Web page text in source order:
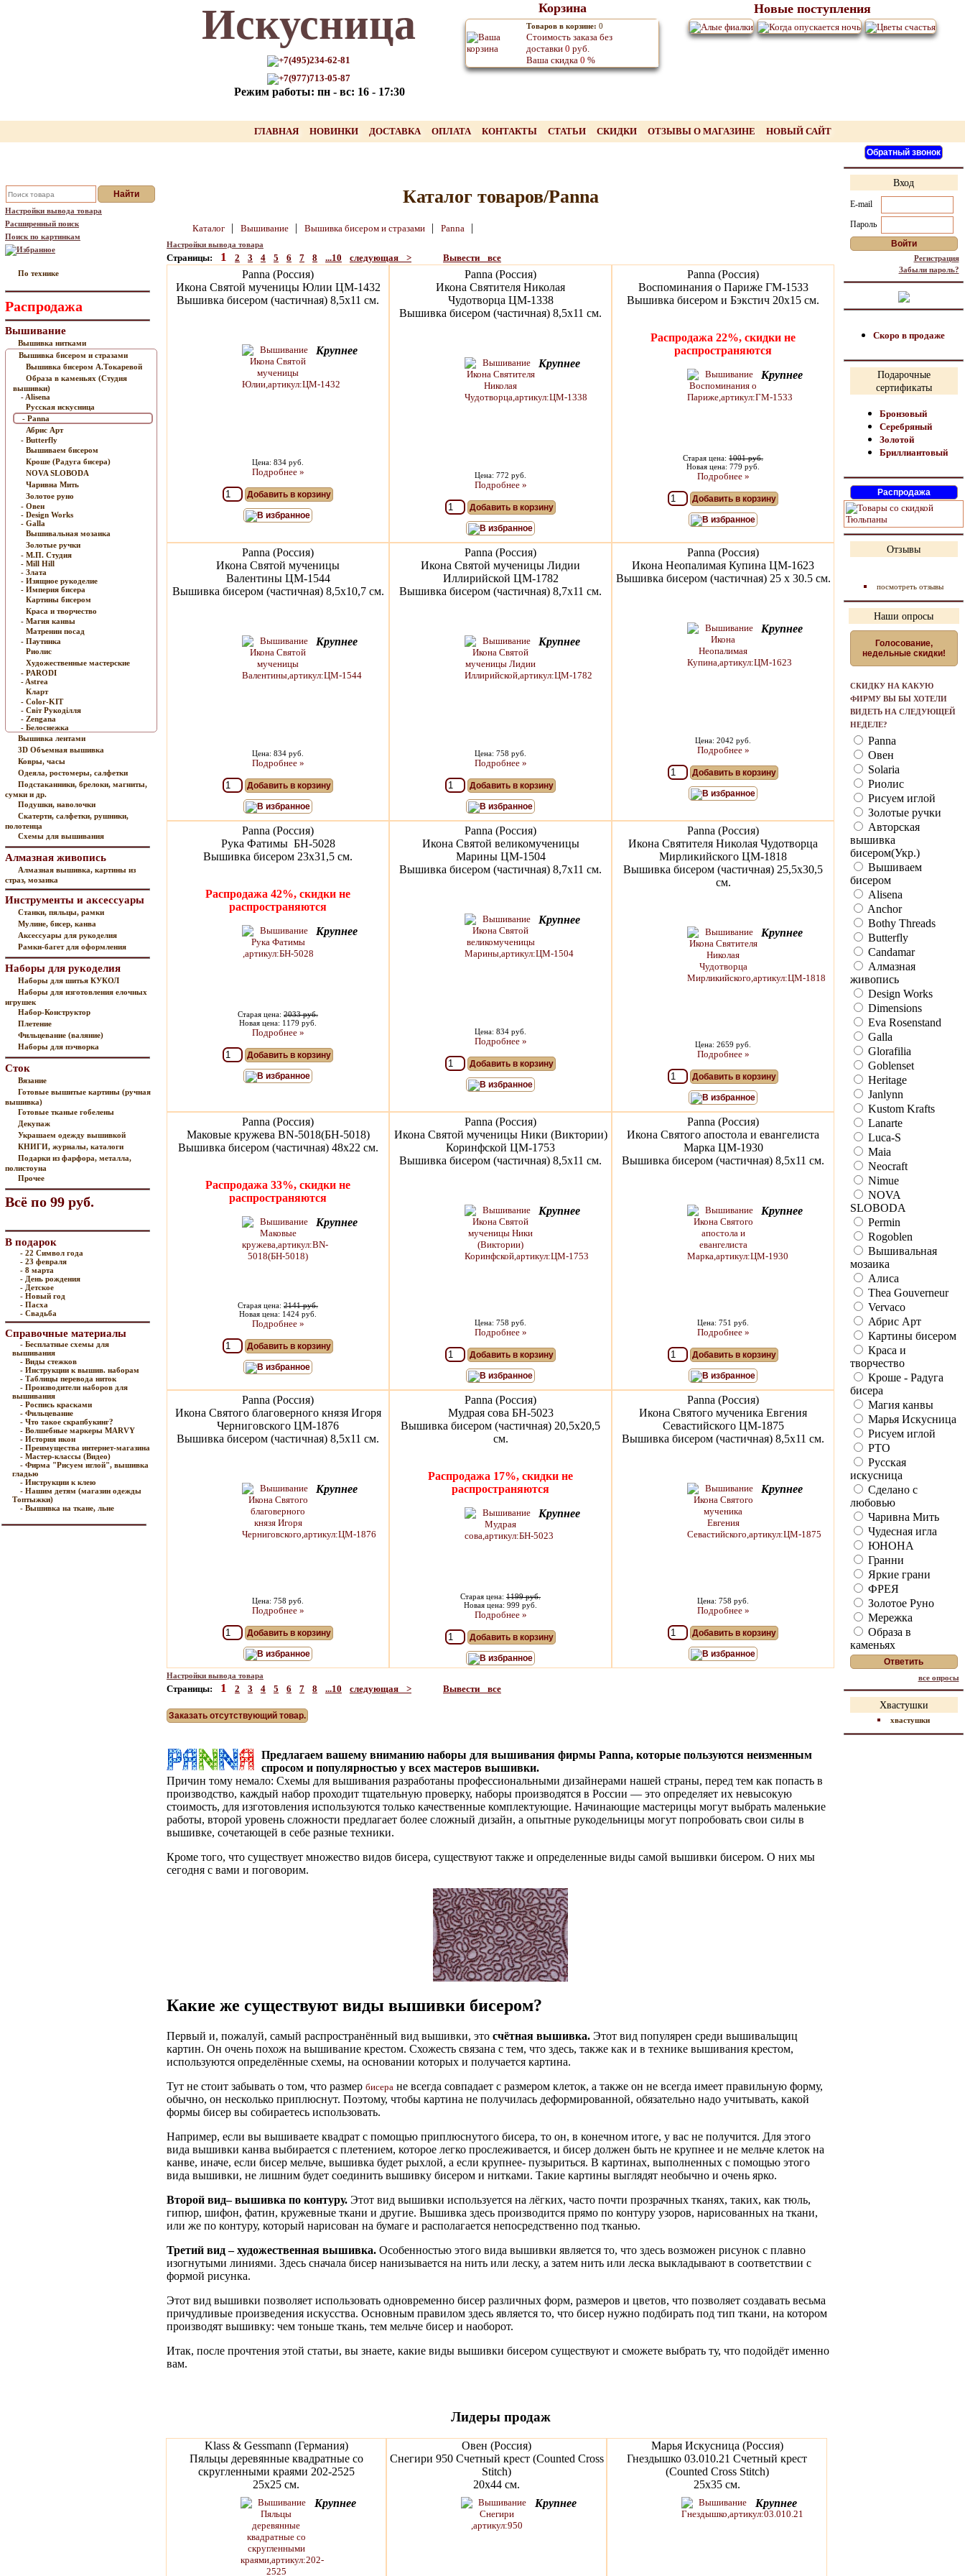
Только для Вас промокод на
Отправить
Искусница
+7(495)234-62-81
+7(977)713-05-87
Режим работы: пн - вс: 16 - 17:30
Корзина
Товаров в корзине: 0
Стоимость заказа без
доставки 0 руб.
Ваша скидка 0 %
Новые поступления
ГЛАВНАЯ НОВИНКИ ДОСТАВКА ОПЛАТА КОНТАКТЫ СТАТЬИ СКИДКИ ОТЗЫВЫ О МАГАЗИНЕ НОВЫЙ САЙТ
Настройки вывода товара
Расширенный поиск
Поиск по картинкам
Избранное
По технике
Распродажа
Вышивание
Вышивка нитками
Вышивка бисером и стразами
Вышивка бисером А.Токаревой
Образа в каменьях (Студия
вышивки)
- Alisena
Русская искусница
- Panna
Абрис Арт
- Butterfly
Вышиваем бисером
Кроше (Радуга бисера)
NOVA SLOBODA
Чаривна Мить
Золотое руно
- Овен
- Design Works
- Galla
Вышивальная мозаика
Золотые ручки
- М.П. Студия
- Mill Hill
- Злата
- Изящное рукоделие
- Империя бисера
Картины бисером
Краса и творчество
- Магия канвы
Матренин посад
- Паутинка
Риолис
Художественные мастерские
- PARODI
- Astrea
Кларт
- Color-KIT
- Cвiт Рукодiлля
- Zengana
- Белоснежка
Вышивка лентами
3D Объемная вышивка
Ковры, часы
Одеяла, ростомеры, салфетки
Подстаканники, брелоки, магниты,
сумки и др.
Подушки, наволочки
Скатерти, салфетки, рушники,
полотенца
Схемы для вышивания
Алмазная живопись
Алмазная вышивка, картины из
страз, мозаика
Инструменты и аксессуары
Станки, пяльцы, рамки
Мулине, бисер, канва
Аксессуары для рукоделия
Рамки-багет для оформления
Наборы для рукоделия
Наборы для шитья КУКОЛ
Наборы для изготовления елочных
игрушек
Набор-Конструктор
Плетение
Фильцевание (валяние)
Наборы для пэчворка
Сток
Вязание
Готовые вышитые картины (ручная
вышивка)
Готовые тканые гобелены
Декупаж
Украшаем одежду вышивкой
КНИГИ, журналы, каталоги
Подарки из фарфора, металла,
полистоуна
Прочее
Всё по 99 руб.
В подарок
- 22 Символ года
- 23 февраля
- 8 марта
- День рождения
- Детское
- Новый год
- Пасха
- Свадьба
Справочные материалы
- Бесплатные схемы для
вышивания
- Виды стежков
- Инструкции к вышив. наборам
- Таблицы перевода ниток
- Производители наборов для
вышивания
- Роспись красками
- Фильцевание
- Что такое скрапбукинг?
- Волшебные маркеры MARVY
- История икон
- Преимущества интернет-магазина
- Мастер-классы (Видео)
- Фирма "Рисуем иглой", вышивка
гладью
- Инструкции к клею
- Нашим детям (магазин одежды
Топтыжки)
- Вышивка на ткане, льне
Каталог товаров/Panna
Каталог | Вышивание | Вышивка бисером и стразами | Panna |
Настройки вывода товара
Страницы: 1 2 3 4 5 6 7 8 ...10 следующая > Вывести все
Panna (Россия)
Икона Святой мученицы Юлии ЦМ-1432
Вышивка бисером (частичная) 8,5х11 см.
Крупнее
Цена: 834 руб.
Подробнее »
Добавить в корзину
В избранное
Panna (Россия)
Икона Святителя Николая
Чудотворца ЦМ-1338
Вышивка бисером (частичная) 8,5х11 см.
Крупнее
Цена: 772 руб.
Подробнее »
Добавить в корзину
В избранное
Panna (Россия)
Воспоминания о Париже ГМ-1533
Вышивка бисером и Бэкстич 20х15 см.
Распродажа 22%, скидки не
распространяются
Крупнее
Старая цена: 1001 руб.
Новая цена: 779 руб.
Подробнее »
Добавить в корзину
В избранное
Panna (Россия)
Икона Святой мученицы
Валентины ЦМ-1544
Вышивка бисером (частичная) 8,5х10,7 см.
Крупнее
Цена: 834 руб.
Подробнее »
Добавить в корзину
В избранное
Panna (Россия)
Икона Святой мученицы Лидии
Иллирийской ЦМ-1782
Вышивка бисером (частичная) 8,7х11 см.
Крупнее
Цена: 758 руб.
Подробнее »
Добавить в корзину
В избранное
Panna (Россия)
Икона Неопалимая Купина ЦМ-1623
Вышивка бисером (частичная) 25 x 30.5 см.
Крупнее
Цена: 2042 руб.
Подробнее »
Добавить в корзину
В избранное
Panna (Россия)
Рука Фатимы БН-5028
Вышивка бисером 23х31,5 см.
Распродажа 42%, скидки не
распространяются
Крупнее
Старая цена: 2033 руб.
Новая цена: 1179 руб.
Подробнее »
Добавить в корзину
В избранное
Panna (Россия)
Икона Святой великомученицы
Марины ЦМ-1504
Вышивка бисером (частичная) 8,7х11 см.
Крупнее
Цена: 834 руб.
Подробнее »
Добавить в корзину
В избранное
Panna (Россия)
Икона Святителя Николая Чудотворца
Мирликийского ЦМ-1818
Вышивка бисером (частичная) 25,5х30,5
см.
Крупнее
Цена: 2659 руб.
Подробнее »
Добавить в корзину
В избранное
Panna (Россия)
Маковые кружева BN-5018(БН-5018)
Вышивка бисером (частичная) 48х22 см.
Распродажа 33%, скидки не
распространяются
Крупнее
Старая цена: 2141 руб.
Новая цена: 1424 руб.
Подробнее »
Добавить в корзину
В избранное
Panna (Россия)
Икона Святой мученицы Ники (Виктории)
Коринфской ЦМ-1753
Вышивка бисером (частичная) 8,5х11 см.
Крупнее
Цена: 758 руб.
Подробнее »
Добавить в корзину
В избранное
Panna (Россия)
Икона Святого апостола и евангелиста
Марка ЦМ-1930
Вышивка бисером (частичная) 8,5х11 см.
Крупнее
Цена: 751 руб.
Подробнее »
Добавить в корзину
В избранное
Panna (Россия)
Икона Святого благоверного князя Игоря
Черниговского ЦМ-1876
Вышивка бисером (частичная) 8,5х11 см.
Крупнее
Цена: 758 руб.
Подробнее »
Добавить в корзину
В избранное
Panna (Россия)
Мудрая сова БН-5023
Вышивка бисером (частичная) 20,5х20,5
см.
Распродажа 17%, скидки не
распространяются
Крупнее
Старая цена: 1199 руб.
Новая цена: 999 руб.
Подробнее »
Добавить в корзину
В избранное
Panna (Россия)
Икона Святого мученика Евгения
Севастийского ЦМ-1875
Вышивка бисером (частичная) 8,5х11 см.
Крупнее
Цена: 758 руб.
Подробнее »
Добавить в корзину
В избранное
Настройки вывода товара
Страницы: 1 2 3 4 5 6 7 8 ...10 следующая > Вывести все
Заказать отсутствующий товар.
Предлагаем вашему вниманию наборы для вышивания фирмы Panna, которые пользуются неизменным
спросом и популярностью у всех мастеров вышивки.
Причин тому немало: Схемы для вышивания разработаны профессиональными дизайнерами нашей страны, перед тем как попасть в
производство, каждый набор проходит тщательную проверку, наборы производятся в России — это определяет их невысокую
стоимость, для изготовления используются только качественные комплектующие. Начинающие мастерицы могут выбрать маленькие
работы, второй уровень сложности предлагает более сложный дизайн, а опытные рукодельницы могут попробовать свои силы в
вышивке, сочетающей в себе разные техники.
Кроме того, что существует множество видов бисера, существуют также и определенные виды самой вышивки бисером. О них мы
сегодня с вами и поговорим.
Какие же существуют виды вышивки бисером?
Первый и, пожалуй, самый распространённый вид вышивки, это счётная вышивка. Этот вид популярен среди вышивальщиц
картин. Он очень похож на вышивание крестом. Схожесть связана с тем, что здесь, также как и в технике вышивания крестом,
используются определённые схемы, на основании которых и получается картина.
Тут не стоит забывать о том, что размер бисера не всегда совпадает с размером клеток, а также он не всегда имеет правильную форму,
обычно, он несколько приплюснут. Поэтому, чтобы картина не получилась деформированной, обязательно надо учитывать, какой
формы бисер вы собираетесь использовать.
Например, если вы вышиваете квадрат с помощью приплюснутого бисера, то он, в конечном итоге, у вас не получится. Для этого
вида вышивки канва выбирается с плетением, которое легко прослеживается, и бисер должен быть не крупнее и не мельче клеток на
канве, иначе, если бисер мельче, вышивка будет рыхлой, а если крупнее- пузыриться. В картинах, выполненных с помощью этого
вида вышивки, не лишним будет соединить вышивку бисером и нитками. Такие картины выглядят необычно и очень ярко.
Второй вид– вышивка по контуру. Этот вид вышивки используется на лёгких, часто почти прозрачных тканях, таких, как тюль,
гипюр, шифон, фатин, кружевные ткани и другие. Вышивка здесь производится прямо по контуру узоров, нарисованных на ткани,
или же по контуру, который нарисован на бумаге и располагается непосредственно под тканью.
Третий вид – художественная вышивка. Особенностью этого вида вышивки является то, что здесь возможен рисунок с плавно
изогнутыми линиями. Здесь сначала бисер нанизывается на нить или леску, а затем нить или леска выкладывают в соответствии с
формой рисунка.
Этот вид вышивки позволяет использовать одновременно бисер различных форм, размеров и цветов, что позволяет создавать весьма
причудливые произведения искусства. Основным правилом здесь является то, что бисер нужно подбирать под тип ткани, на котором
производят вышивку: чем тоньше ткань, тем мельче бисер и наоборот.
Итак, после прочтения этой статьи, вы знаете, какие виды вышивки бисером существуют и сможете выбрать ту, что подойдёт именно
вам.
Лидеры продаж
Klass & Gessmann (Германия)
Пяльцы деревянные квадратные со
скругленными краями 202-2525
25х25 см.
Крупнее
Овен (Россия)
Снегири 950 Счетный крест (Counted Cross
Stitch)
20х44 см.
Крупнее
Марья Искусница (Россия)
Гнездышко 03.010.21 Счетный крест
(Counted Cross Stitch)
25x35 см.
Крупнее
Вход
E-mail
Пароль
Регистрация
Забыли пароль?
Скоро в продаже
Подарочные
сертификаты
Бронзовый
Серебряный
Золотой
Бриллиантовый
Отзывы
посмотреть отзывы
Наши опросы
Голосование,
недельные скидки!
СКИДКУ НА КАКУЮ
ФИРМУ ВЫ БЫ ХОТЕЛИ
ВИДЕТЬ НА СЛЕДУЮЩЕЙ
НЕДЕЛЕ?
Panna
Овен
Solaria
Риолис
Рисуем иглой
Золотые ручки
Авторская
вышивка
бисером(Укр.)
Вышиваем
бисером
Alisena
Anchor
Bothy Threads
Butterfly
Candamar
Алмазная
живопись
Design Works
Dimensions
Eva Rosenstand
Galla
Glorafilia
Goblenset
Heritage
Janlynn
Kustom Krafts
Lanarte
Luca-S
Maia
Neocraft
Nimue
NOVA
SLOBODA
Permin
Rogoblen
Вышивальная
мозаика
Алиса
Thea Gouverneur
Vervaco
Абрис Арт
Картины бисером
Краса и
творчество
Кроше - Радуга
бисера
Магия канвы
Марья Искусница
Рисуем иглой
РТО
Русская
искусница
Сделано с
любовью
Чаривна Мить
Чудесная игла
ЮНОНА
Гранни
Яркие грани
ФРЕЯ
Золотое Руно
Мережка
Образа в
каменьях
все опросы
Хвастушки
хвастушки